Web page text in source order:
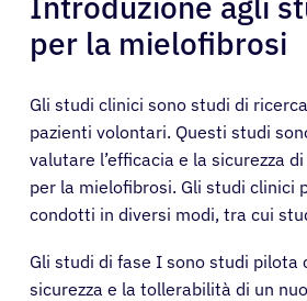
per la mielofibrosi
Gli studi clinici sono studi di
pazienti volontari. Questi studi
valutare l’efficacia e la sicurezza
per la mielofibrosi. Gli studi clinici
condotti in diversi modi, tra cui
Gli studi di fase I sono studi pilota
sicurezza e la tollerabilità di un